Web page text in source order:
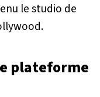
le studio de
plateforme